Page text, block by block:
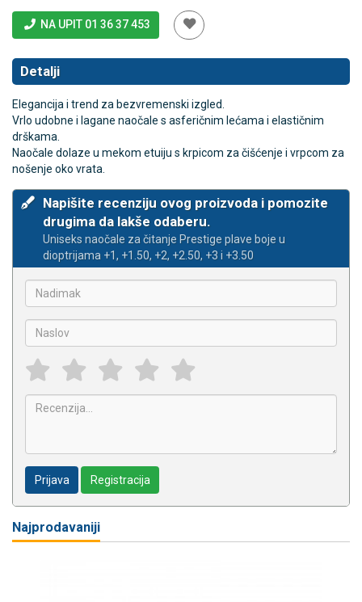
NA UPIT 01 36 37 453
Detalji
Elegancija i trend za bezvremenski izgled.
Vrlo udobne i lagane naočale s asferičnim lećama i elastičnim
drškama.
Naočale dolaze u mekom etuiju s krpicom za čišćenje i vrpcom za
nošenje oko vrata.
Napišite recenziju ovog proizvoda i pomozite
drugima da lakše odaberu.
Uniseks naočale za čitanje Prestige plave boje u
dioptrijama +1, +1.50, +2, +2.50, +3 i +3.50
Prijava Registracija
Najprodavaniji